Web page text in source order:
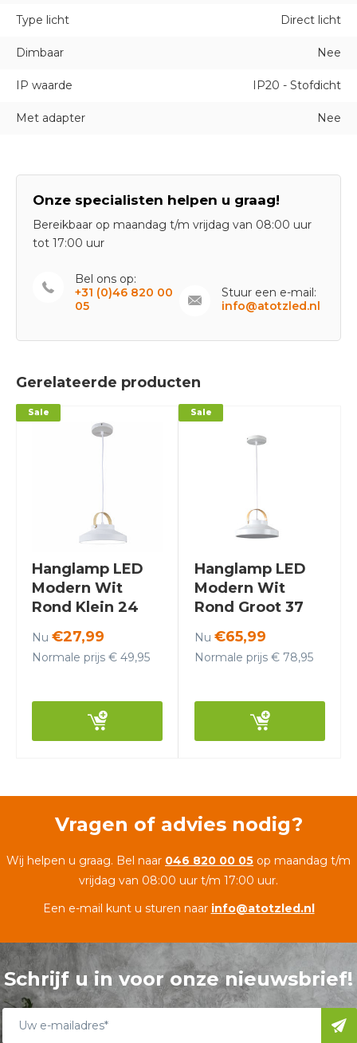
Type licht Direct licht
Dimbaar Nee
IP waarde IP20 - Stofdicht
Met adapter Nee
Onze specialisten helpen u graag!
Bereikbaar op maandag t/m vrijdag van 08:00 uur
tot 17:00 uur
Bel ons op:
+31 (0)46 820 00
05
Stuur een e-mail:
info@atotzled.nl
Gerelateerde producten
Hanglamp LED
Modern Wit
Rond Klein 24
Grado
Sale
Nu €27,99
Normale prijs € 49,95
Hanglamp LED
Modern Wit
Rond Groot 37
Grado
Sale
Nu €65,99
Normale prijs € 78,95
Vragen of advies nodig?
Wij helpen u graag. Bel naar 046 820 00 05 op maandag t/m
vrijdag van 08:00 uur t/m 17:00 uur.
Een e-mail kunt u sturen naar info@atotzled.nl
Schrijf u in voor onze nieuwsbrief!